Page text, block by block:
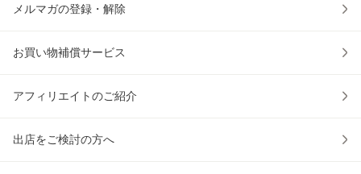
メルマガの登録・解除
お買い物補償サービス
アフィリエイトのご紹介
出店をご検討の方へ